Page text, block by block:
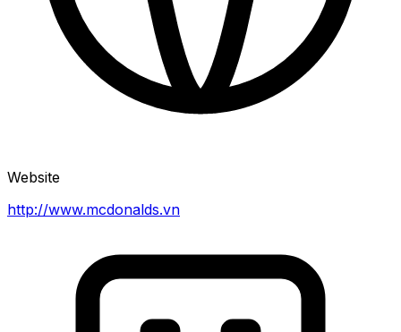
Website
http://www.mcdonalds.vn